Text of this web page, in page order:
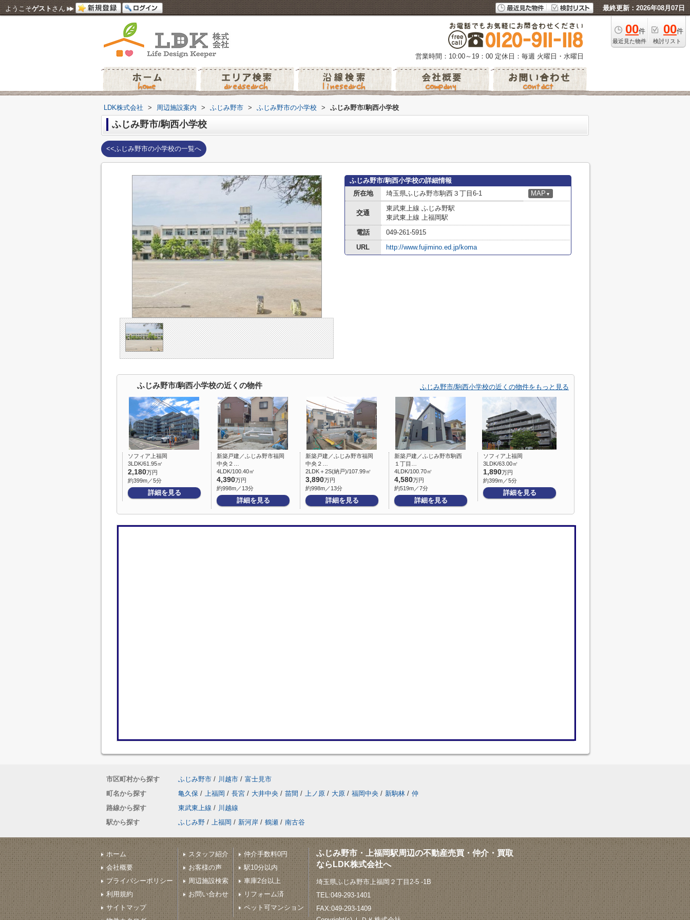
ようこそゲスト さん 最終更新：2026年08月07日
00件
最近見た物件
00件
検討リスト
営業時間：10:00～19：00 定休日：毎週 火曜日・水曜日
LDK株式会社 > 周辺施設案内 > ふじみ野市 > ふじみ野市の小学校 > ふじみ野市/駒西小学校
ふじみ野市/駒西小学校
<<ふじみ野市の小学校の一覧へ
ふじみ野市/駒西小学校の詳細情報
所在地
埼玉県ふじみ野市駒西３丁目6-1 MAP ▼
交通
東武東上線 ふじみ野駅
東武東上線 上福岡駅
電話
049-261-5915
URL
http://www.fujimino.ed.jp/koma
ふじみ野市/駒西小学校の近くの物件 ふじみ野市/駒西小学校の近くの物件をもっと見る
ソフィア上福岡
3LDK/61.95㎡
2,180万円
約399m／5分
詳細を見る
新築戸建／ふじみ野市福岡
中央２…
4LDK/100.40㎡
4,390万円
約998m／13分
詳細を見る
新築戸建／ふじみ野市福岡
中央２…
2LDK＋2S(納戸)/107.99㎡
3,890万円
約998m／13分
詳細を見る
新築戸建／ふじみ野市駒西
１丁目…
4LDK/100.70㎡
4,580万円
約519m／7分
詳細を見る
ソフィア上福岡
3LDK/63.00㎡
1,890万円
約399m／5分
詳細を見る
市区町村から探す ふじみ野市 / 川越市 / 富士見市
町名から探す
亀久保 / 上福岡 / 長宮 / 大井中央 / 苗間 / 上ノ原 / 大原 / 福岡中央 / 新駒林 / 仲
路線から探す
東武東上線 / 川越線
駅から探す
ふじみ野 / 上福岡 / 新河岸 / 鶴瀬 / 南古谷
ホーム
会社概要
プライバシーポリシー
利用規約
サイトマップ
スタッフ紹介
お客様の声
周辺施設検索
お問い合わせ
仲介手数料0円
駅10分以内
車庫2台以上
リフォーム済
ペット可マンション
ふじみ野市・上福岡駅周辺の不動産売買・仲介・買取
ならLDK株式会社へ
埼玉県ふじみ野市上福岡２丁目2-5 -1B
TEL:049-293-1401
FAX:049-293-1409